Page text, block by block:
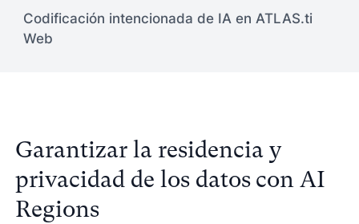
Codificación intencionada de IA en ATLAS.ti
Web
Garantizar la residencia y
privacidad de los datos con AI
Regions